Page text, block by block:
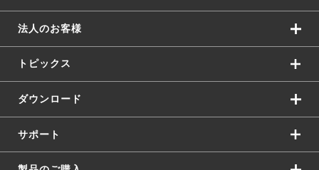
法人のお客様
トピックス
ダウンロード
サポート